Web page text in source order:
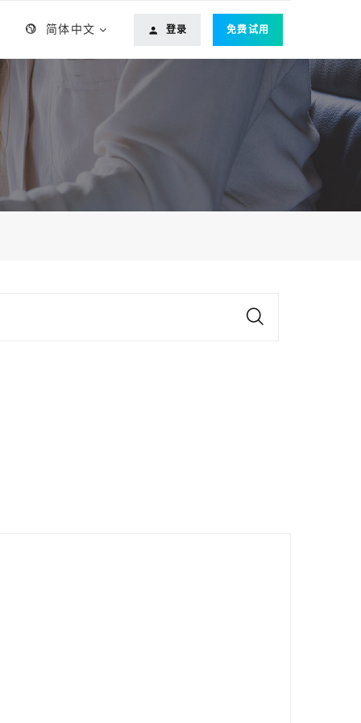
简体中文 登录 免费试用